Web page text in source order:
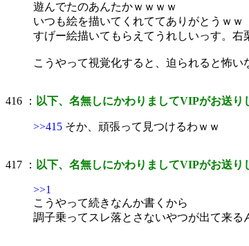
遊んでたのあんたかｗｗｗｗ
いつも絵を描いてくれててありがとうｗｗ
すげー絵描いてもらえてうれしいっす。右
こうやって視覚化すると、迫られると怖い
416 ： 以下、名無しにかわりましてVIPがお送り
>>415 そか、頑張って見つけるわｗｗ
417 ： 以下、名無しにかわりましてVIPがお送り
>>1
こうやって続きなんか書くから
調子乗ってスレ落とさないやつが出て来